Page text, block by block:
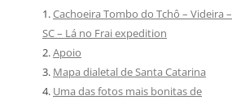
1.Cachoeira Tombo do Tchô – Videira –
SC – Lá no Frai expedition
2.Apoio
3. Mapa dialetal de Santa Catarina
4. Uma das fotos mais bonitas de